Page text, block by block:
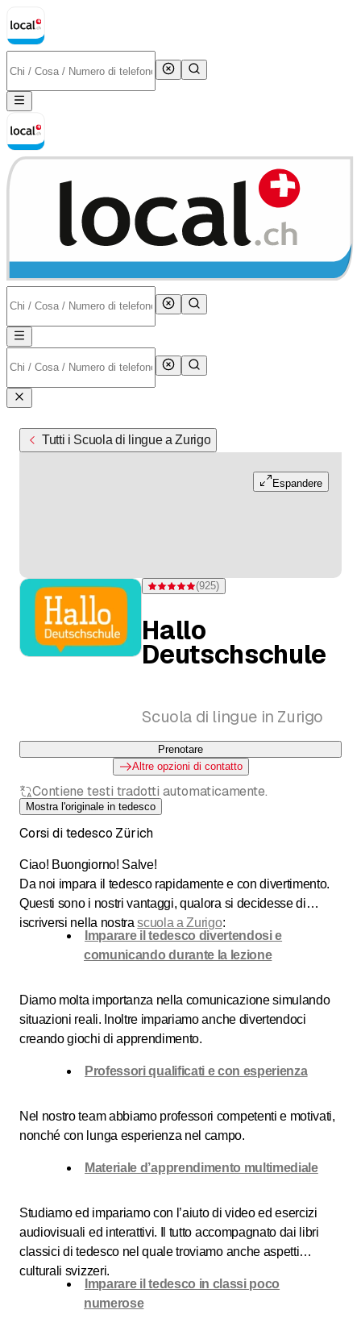
Tutti i Scuola di lingue a Zurigo
Espandere
Valutazione 4,9 di 5 stelle su 925 valutazioni
(925)
Hallo
Deutschschule
Scuola di lingue in Zurigo
Prenotare
Altre opzioni di contatto
Contiene testi tradotti automaticamente.
Mostra l'originale in tedesco
Corsi di tedesco Zürich
Ciao! Buongiorno! Salve!
Da noi impara il tedesco rapidamente e con divertimento.
Questi sono i nostri vantaggi, qualora si decidesse di
iscriversi nella nostrascuola a Zurigo:
Imparare il tedesco divertendosi e
comunicando durante la lezione
Diamo molta importanza nella comunicazione simulando
situazioni reali. Inoltre impariamo anche divertendoci
creando giochi di apprendimento.
Professori qualificati e con esperienza
Nel nostro team abbiamo professori competenti e motivati,
nonché con lunga esperienza nel campo.
Materiale d’apprendimento multimediale
Studiamo ed impariamo con l’aiuto di video ed esercizi
audiovisuali ed interattivi. Il tutto accompagnato dai libri
classici di tedesco nel quale troviamo anche aspetti
culturali svizzeri.
Imparare il tedesco in classi poco
numerose